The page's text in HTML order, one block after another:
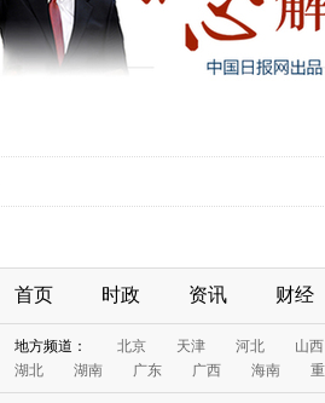
首页 时政 资讯 财经
地方频道： 北京 天津 河北
山西
湖北
湖南 广东 广西 海南